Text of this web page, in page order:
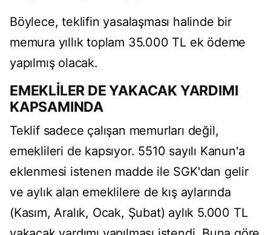
Böylece, teklifin yasalaşması halinde bir
memura yıllık toplam 35.000 TL ek ödeme
yapılmış olacak.
EMEKLİLER DE YAKACAK YARDIMI
KAPSAMINDA
Teklif sadece çalışan memurları değil,
emeklileri de kapsıyor. 5510 sayılı Kanun'a
eklenmesi istenen madde ile SGK'dan gelir
ve aylık alan emeklilere de kış aylarında
(Kasım, Aralık, Ocak, Şubat) aylık 5.000 TL